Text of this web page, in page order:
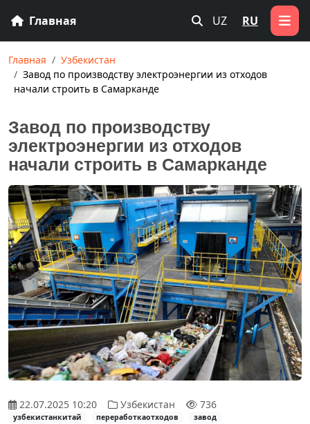
Главная UZ RU
Главная
Узбекистан
Завод по производству электроэнергии из отходов
начали строить в Самарканде
Завод по производству
электроэнергии из отходов
начали строить в Самарканде
22.07.2025 10:20 Узбекистан 736
узбекистанкитай переработкаотходов завод